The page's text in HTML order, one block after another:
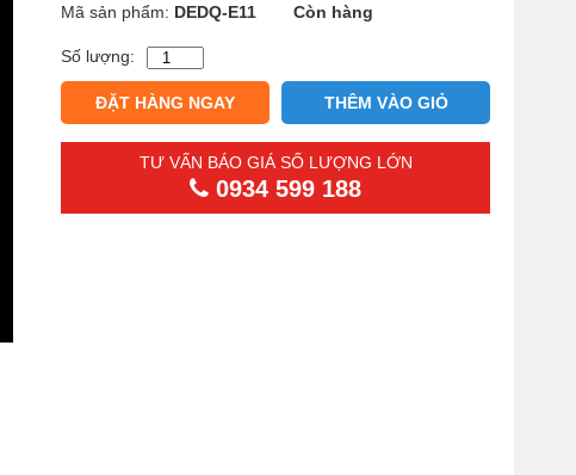
Mã sản phẩm: DEDQ-E11 Còn hàng
Số lượng:
Đèn
exit
thoát
hiểm
quang
tự
ĐẶT HÀNG NGAY THÊM VÀO GIỎ
TƯ VẤN BÁO GIÁ SỐ LƯỢNG LỚN
0934 599 188